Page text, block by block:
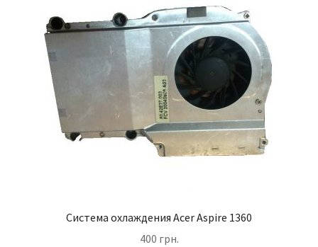
Система охлаждения Acer Aspire 1360
400 грн.